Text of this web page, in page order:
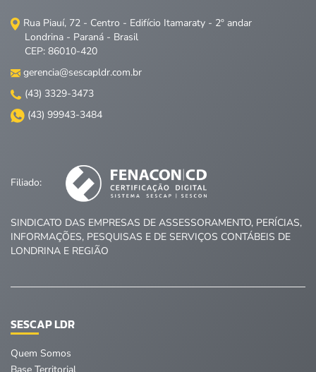
Rua Piauí, 72 - Centro - Edifício Itamaraty - 2º andar
Londrina - Paraná - Brasil
CEP: 86010-420
gerencia@sescapldr.com.br
(43) 3329-3473
(43) 99943-3484
Filiado:
SINDICATO DAS EMPRESAS DE ASSESSORAMENTO, PERÍCIAS,
INFORMAÇÕES, PESQUISAS E DE SERVIÇOS CONTÁBEIS DE
LONDRINA E REGIÃO
SESCAP LDR
Quem Somos